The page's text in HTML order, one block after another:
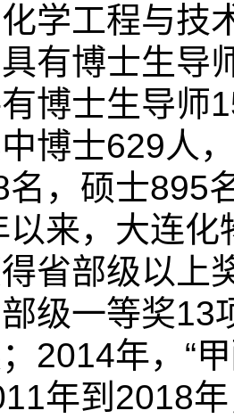
学工程与技
有博士生导
博士生导师
博士629人
名，硕士895
以来，大连
省部级以上
级一等奖
2014年，“
年到2018